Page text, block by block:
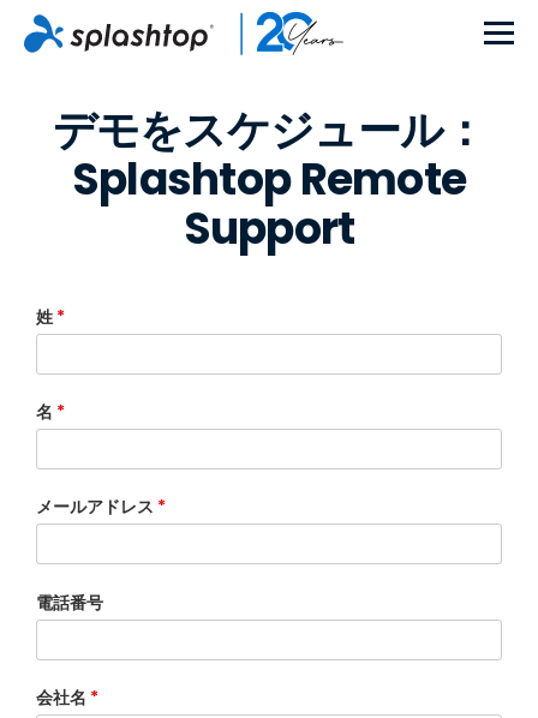
デモをスケジュール：
Splashtop Remote
Support
姓 *
名 *
メールアドレス *
電話番号
会社名 *